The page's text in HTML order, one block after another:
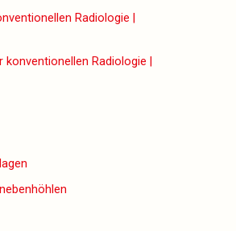
Radiologie |
Radiologie |